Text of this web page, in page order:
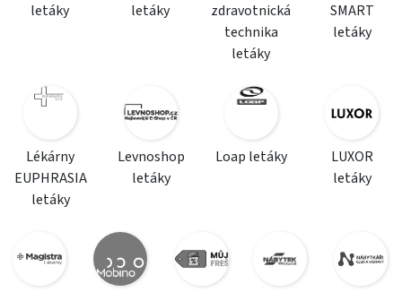
letáky
letáky
zdravotnická
technika
letáky
SMART
letáky
Lékárny
EUPHRASIA
letáky
Levnoshop
letáky
Loap letáky
LUXOR
letáky